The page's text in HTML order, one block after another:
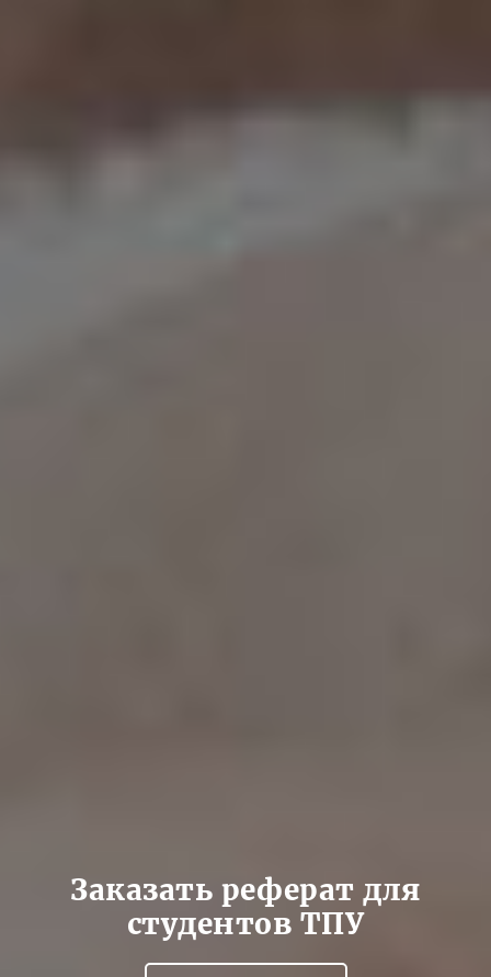
Заказать реферат для
студентов ТПУ